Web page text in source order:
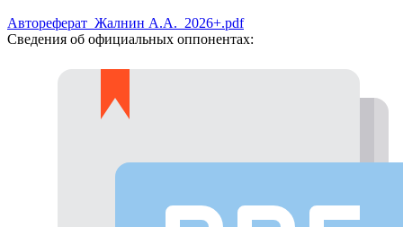
Автореферат_Жалнин А.А._2026+.pdf
Сведения об официальных оппонентах: